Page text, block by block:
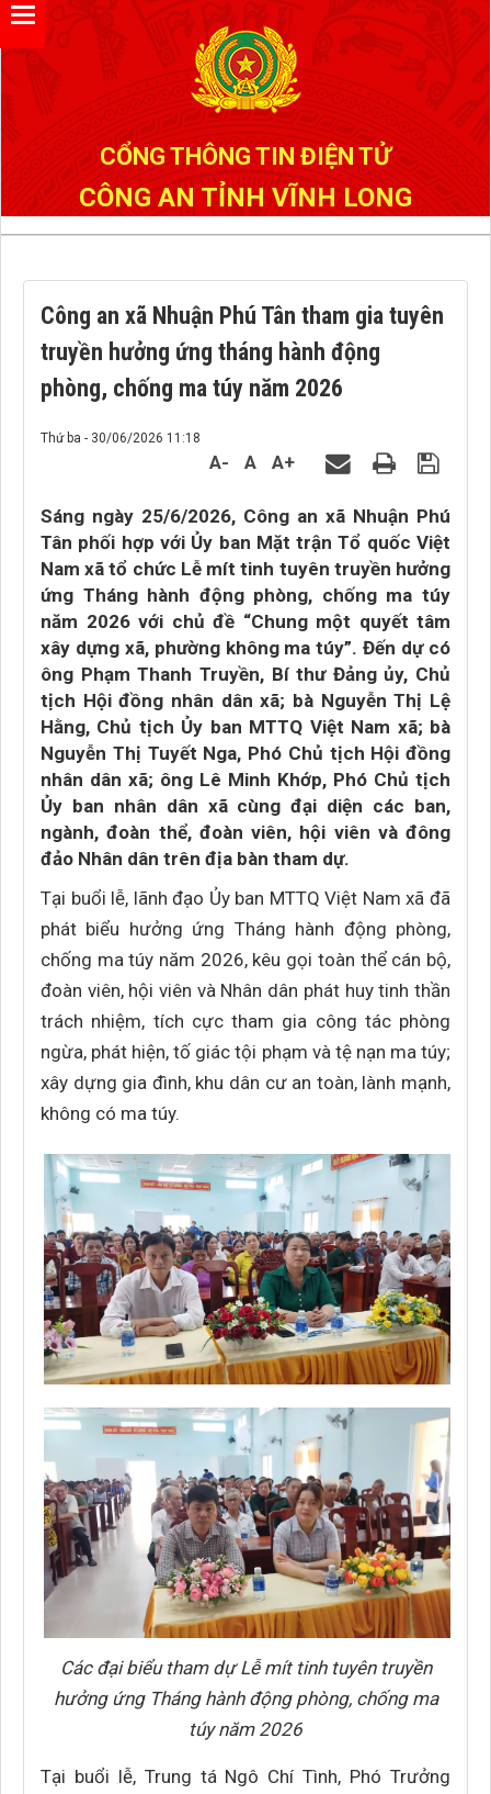
CỔNG THÔNG TIN ĐIỆN TỬ
CÔNG AN TỈNH VĨNH LONG
Công an xã Nhuận Phú Tân tham gia tuyên
truyền hưởng ứng tháng hành động
phòng, chống ma túy năm 2026
Thứ ba - 30/06/2026 11:18
A- A A+
Sáng ngày 25/6/2026, Công an xã Nhuận Phú
Tân phối hợp với Ủy ban Mặt trận Tổ quốc Việt
Nam xã tổ chức Lễ mít tinh tuyên truyền hưởng
ứng Tháng hành động phòng, chống ma túy
năm 2026 với chủ đề “Chung một quyết tâm
xây dựng xã, phường không ma túy”. Đến dự có
ông Phạm Thanh Truyền, Bí thư Đảng ủy, Chủ
tịch Hội đồng nhân dân xã; bà Nguyễn Thị Lệ
Hằng, Chủ tịch Ủy ban MTTQ Việt Nam xã; bà
Nguyễn Thị Tuyết Nga, Phó Chủ tịch Hội đồng
nhân dân xã; ông Lê Minh Khớp, Phó Chủ tịch
Ủy ban nhân dân xã cùng đại diện các ban,
ngành, đoàn thể, đoàn viên, hội viên và đông
đảo Nhân dân trên địa bàn tham dự.
Tại buổi lễ, lãnh đạo Ủy ban MTTQ Việt Nam xã đã
phát biểu hưởng ứng Tháng hành động phòng,
chống ma túy năm 2026, kêu gọi toàn thể cán bộ,
đoàn viên, hội viên và Nhân dân phát huy tinh thần
trách nhiệm, tích cực tham gia công tác phòng
ngừa, phát hiện, tố giác tội phạm và tệ nạn ma túy;
xây dựng gia đình, khu dân cư an toàn, lành mạnh,
không có ma túy.
Các đại biểu tham dự Lễ mít tinh tuyên truyền
hưởng ứng Tháng hành động phòng, chống ma
túy năm 2026
Tại buổi lễ, Trung tá Ngô Chí Tình, Phó Trưởng